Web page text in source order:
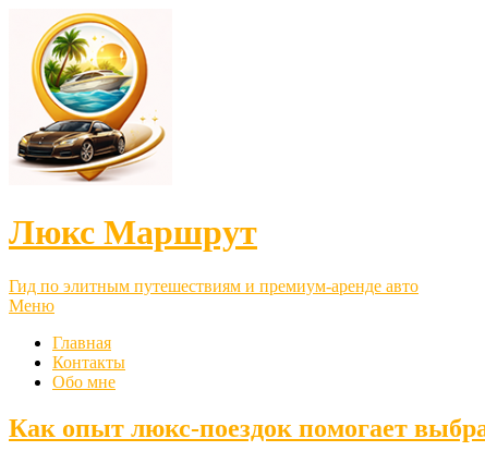
Люкс Маршрут
Гид по элитным путешествиям и премиум-аренде авто
Меню
Главная
Контакты
Обо мне
Как опыт люкс-поездок помогает